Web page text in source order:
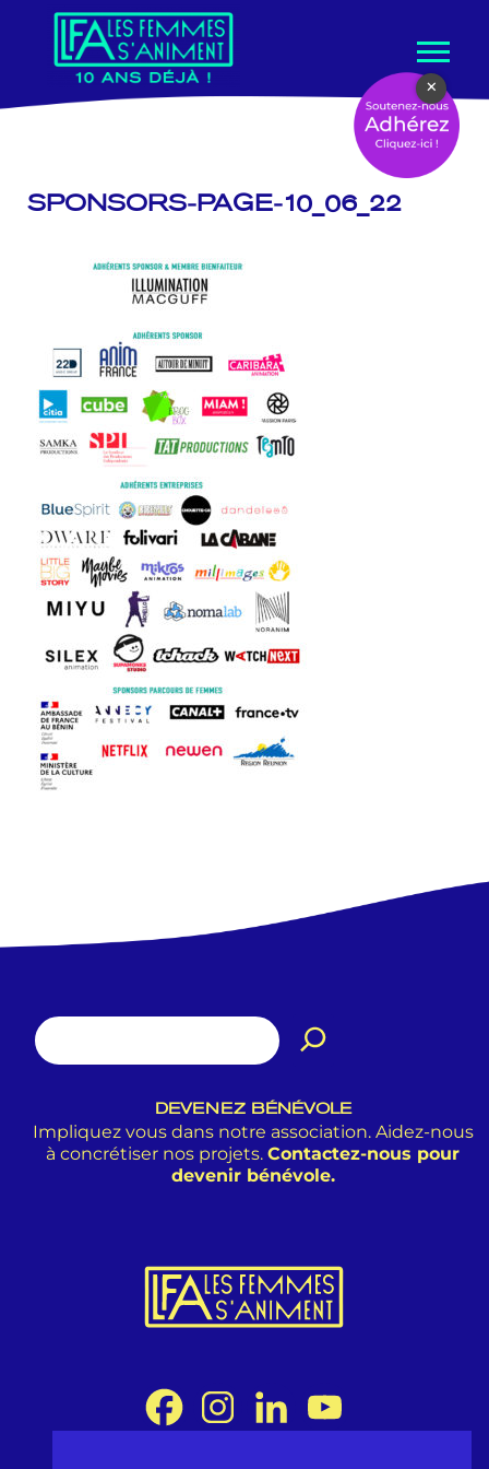
contenu
SPONSORS-PAGE-10_06_22
DEVENEZ BÉNÉVOLE
Impliquez vous dans notre association. Aidez-nous
à concrétiser nos projets. Contactez-nous pour
devenir bénévole.
×